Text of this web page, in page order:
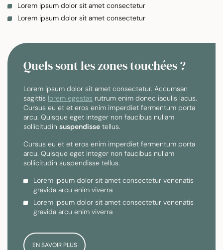
Quels sont les zones touchées ?
Lorem ipsum dolor sit amet consectetur. Accumsan
sagittis lorem egestas rutrum enim donec iaculis lacus.
Cursus eu et et eros enim imperdiet fermentum porta
arcu. Quisque eget integer non faucibus nullam
sollicitudin suspendisse tellus.
Cursus eu et et eros enim imperdiet fermentum porta
arcu. Quisque eget integer non faucibus nullam
sollicitudin suspendisse tellus.
Lorem ipsum dolor sit amet consectetur venenatis
gravida arcu enim viverra
Lorem ipsum dolor sit amet consectetur venenatis
gravida arcu enim viverra
EN SAVOIR PLUS
Lorem ipsum dolor sit amet consectetur
Lorem ipsum dolor sit amet consectetur